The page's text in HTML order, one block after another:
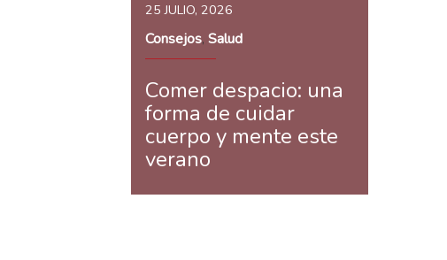
25 JULIO, 2026
Consejos, Salud
Comer despacio: una
forma de cuidar
cuerpo y mente este
verano